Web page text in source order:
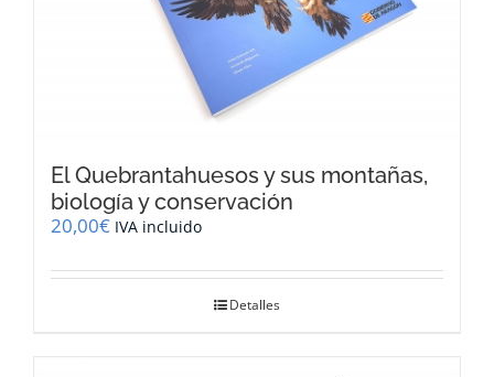
El Quebrantahuesos y sus montañas,
biología y conservación
20,00€ IVA incluido
Detalles